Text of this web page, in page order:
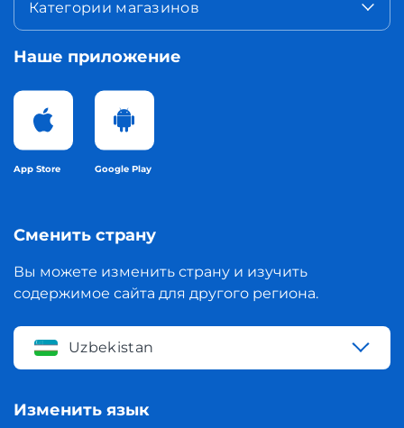
Категории магазинов
Наше приложение
App Store Google Play
Сменить страну
Вы можете изменить страну и изучить
содержимое сайта для другого региона.
Uzbekistan
Изменить язык